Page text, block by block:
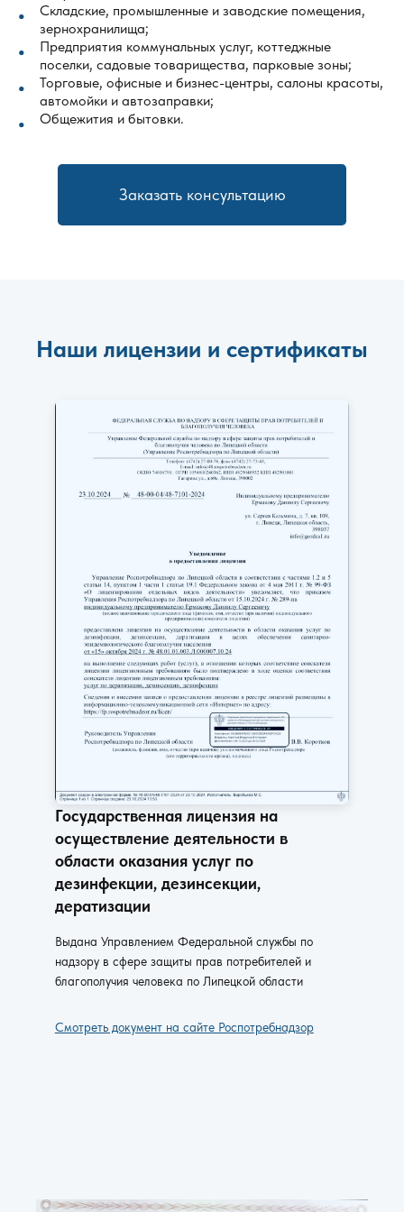
Складские, промышленные и заводские помещения,
зернохранилища;
Предприятия коммунальных услуг, коттеджные
поселки, садовые товарищества, парковые зоны;
Торговые, офисные и бизнес-центры, салоны красоты,
автомойки и автозаправки;
Общежития и бытовки.
Заказать консультацию
Наши лицензии и сертификаты
Государственная лицензия на
осуществление деятельности в
области оказания услуг по
дезинфекции, дезинсекции,
дератизации
Выдана Управлением Федеральной службы по
надзору в сфере защиты прав потребителей и
благополучия человека по Липецкой области
Смотреть документ на сайте Роспотребнадзор